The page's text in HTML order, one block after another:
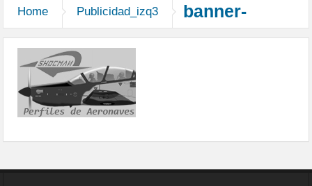
Home Publicidad_izq3
banner-
shocman-perfiles